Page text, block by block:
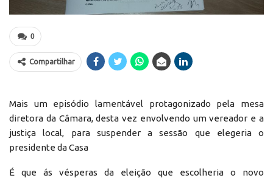
0
Compartilhar
Mais um episódio lamentável protagonizado pela mesa
diretora da Câmara, desta vez envolvendo um vereador e a
justiça local, para suspender a sessão que elegeria o
presidente da Casa
É que ás vésperas da eleição que escolheria o novo